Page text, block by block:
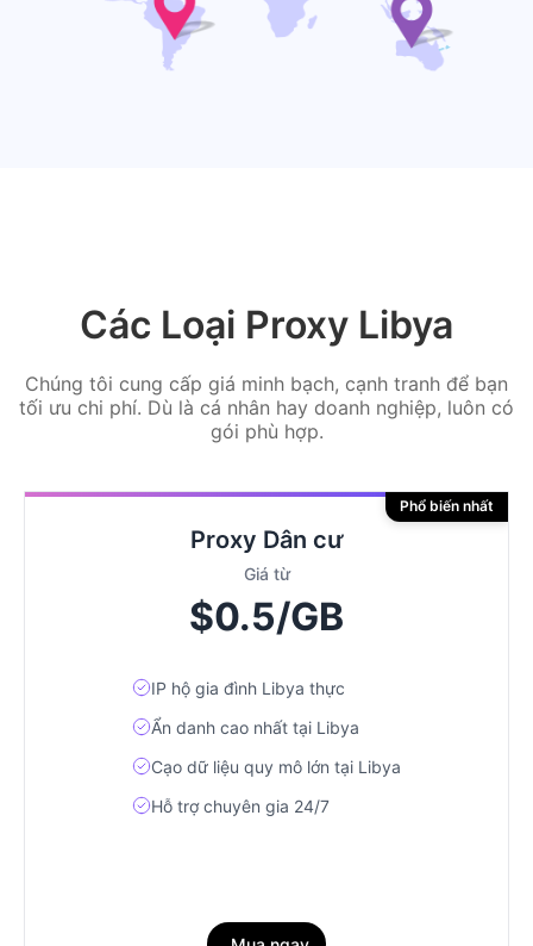
Các Loại Proxy Libya
Chúng tôi cung cấp giá minh bạch, cạnh tranh để bạn
tối ưu chi phí. Dù là cá nhân hay doanh nghiệp, luôn có
gói phù hợp.
Proxy Dân cư
Giá từ
$0.5/GB
IP hộ gia đình Libya thực
Ẩn danh cao nhất tại Libya
Cạo dữ liệu quy mô lớn tại Libya
Hỗ trợ chuyên gia 24/7
Phổ biến nhất